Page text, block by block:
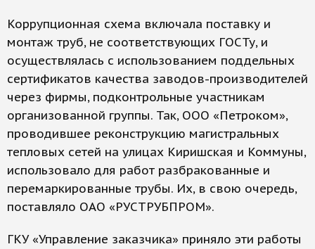
Коррупционная схема включала поставку и
монтаж труб, не соответствующих ГОСТу, и
осуществлялась с использованием поддельных
сертификатов качества заводов-производителей
через фирмы, подконтрольные участникам
организованной группы. Так, ООО «Петроком»,
проводившее реконструкцию магистральных
тепловых сетей на улицах Киришская и Коммуны,
использовало для работ разбракованные и
перемаркированные трубы. Их, в свою очередь,
поставляло ОАО «РУСТРУБПРОМ».
ГКУ «Управление заказчика» приняло эти работы